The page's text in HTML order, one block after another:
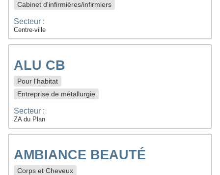
Cabinet d'infirmières/infirmiers
Secteur :
Centre-ville
ALU CB
Pour l'habitat
Entreprise de métallurgie
Secteur :
ZA du Plan
AMBIANCE BEAUTÉ
Corps et Cheveux